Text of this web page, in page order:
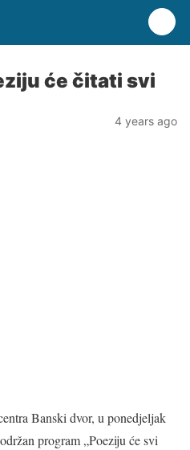
će čitati svi
4 years ago
Banski dvor, u ponedjeljak
program „Poeziju će svi